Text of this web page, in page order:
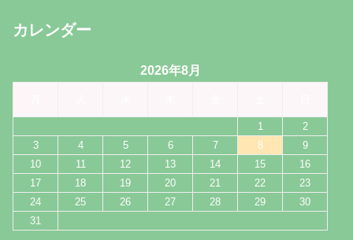
カレンダー
2026年8月
1
2
3
4 5 6 7 8
9
10
11 12 13 14 15
16
17
18 19 20 21 22
23
24
25 26 27 28 29
30
31